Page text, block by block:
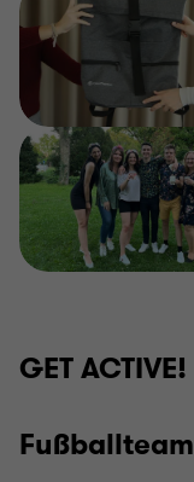
GET ACTIVE!
Fußballteam